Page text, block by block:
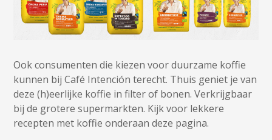
Ook consumenten die kiezen voor duurzame koffie
kunnen bij Café Intención terecht. Thuis geniet je van
deze (h)eerlijke koffie in filter of bonen. Verkrijgbaar
bij de grotere supermarkten. Kijk voor lekkere
recepten met koffie onderaan deze pagina.